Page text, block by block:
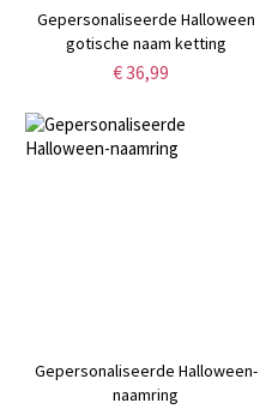
Gepersonaliseerde Halloween
gotische naam ketting
€ 36,99
Gepersonaliseerde Halloween-
naamring